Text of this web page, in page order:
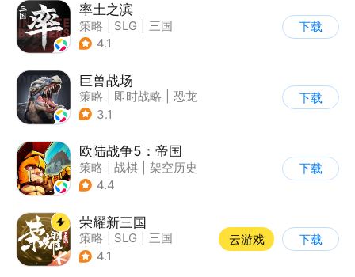
率土之滨
策略 SLG
三国
| 中国风
4.1
下载
巨兽战场
策略 即时战略
恐龙
| 卡牌
3.1
下载
欧陆战争5：帝国
策略 战棋
架空历史
| 欧陆战争
4.4
下载
荣耀新三国
策略 SLG
三国
| 中国风
4.1
云游戏 下载